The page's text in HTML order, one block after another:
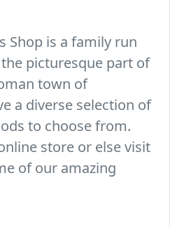
Shop is a family run
picturesque part of
town of
a diverse selection of
to choose from.
store or else visit
of our amazing